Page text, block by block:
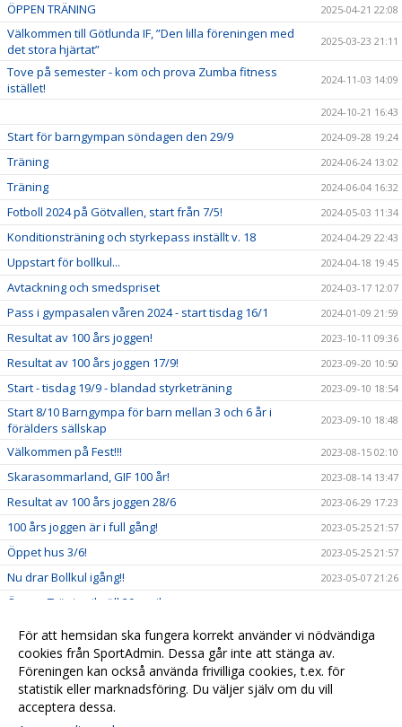
ÖPPEN TRÄNING 2025-04-21 22:08
Välkommen till Götlunda IF, ”Den lilla föreningen med
det stora hjärtat”
2025-03-23 21:11
Tove på semester - kom och prova Zumba fitness
istället!
2024-11-03 14:09
2024-10-21 16:43
Start för barngympan söndagen den 29/9 2024-09-28 19:24
Träning 2024-06-24 13:02
Träning 2024-06-04 16:32
Fotboll 2024 på Götvallen, start från 7/5! 2024-05-03 11:34
Konditionsträning och styrkepass inställt v. 18 2024-04-29 22:43
Uppstart för bollkul... 2024-04-18 19:45
Avtackning och smedspriset 2024-03-17 12:07
Pass i gympasalen våren 2024 - start tisdag 16/1 2024-01-09 21:59
Resultat av 100 års joggen! 2023-10-11 09:36
Resultat av 100 års joggen 17/9! 2023-09-20 10:50
Start - tisdag 19/9 - blandad styrketräning 2023-09-10 18:54
Start 8/10 Barngympa för barn mellan 3 och 6 år i
förälders sällskap
2023-09-10 18:48
Välkommen på Fest!!! 2023-08-15 02:10
Skarasommarland, GIF 100 år! 2023-08-14 13:47
Resultat av 100 års joggen 28/6 2023-06-29 17:23
100 års joggen är i full gång! 2023-05-25 21:57
Öppet hus 3/6! 2023-05-25 21:57
Nu drar Bollkul igång!! 2023-05-07 21:26
Öppen Träning ikväll 20 april
GÖTLUNDA IF FIRAR 100 ÅR! 2023-04-13 14:44
Fixardag Götvallen 15 April 2023-04-02 20:31
Träningar just nu 2023-01-15 19:20
För att hemsidan ska fungera korrekt använder vi nödvändiga
cookies från SportAdmin. Dessa går inte att stänga av.
Föreningen kan också använda frivilliga cookies, t.ex. för
statistik eller marknadsföring. Du väljer själv om du vill
acceptera dessa.